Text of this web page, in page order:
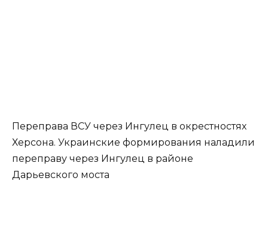
Переправа ВСУ через Ингулец в окрестностях
Херсона. Украинские формирования наладили
переправу через Ингулец в районе
Дарьевского моста